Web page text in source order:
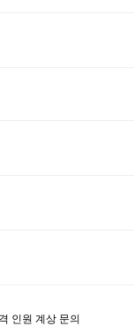
인원 계상 문의